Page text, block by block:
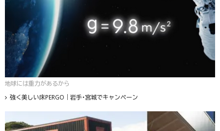
地球には重力があるから
強く美しい床PERGO｜岩手・宮城でキャンペーン